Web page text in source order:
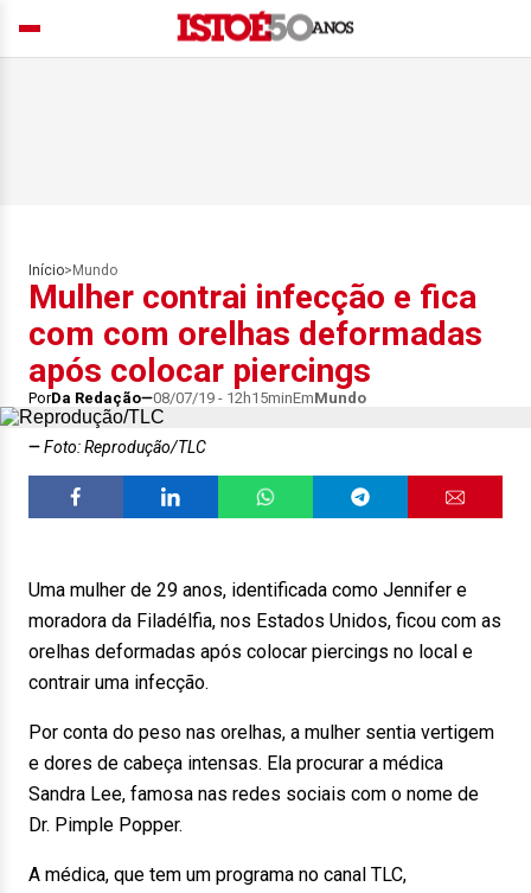
Início> Mundo
Mulher contrai infecção e fica
com com orelhas deformadas
após colocar piercings
PorDa Redação 08/07/19 - 12h15minEmMundo
Foto: Reprodução/TLC
Uma mulher de 29 anos, identificada como Jennifer e
moradora da Filadélfia, nos Estados Unidos, ficou com as
orelhas deformadas após colocar piercings no local e
contrair uma infecção.
Por conta do peso nas orelhas, a mulher sentia vertigem
e dores de cabeça intensas. Ela procurar a médica
Sandra Lee, famosa nas redes sociais com o nome de
Dr. Pimple Popper.
A médica, que tem um programa no canal TLC,